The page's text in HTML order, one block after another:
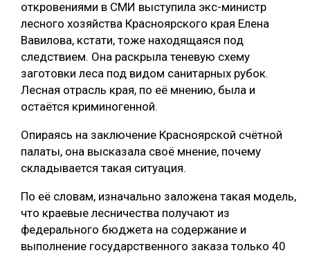
откровениями в СМИ выступила экс-министр
лесного хозяйства Красноярского края Елена
Вавилова, кстати, тоже находящаяся под
следствием. Она раскрыла теневую схему
заготовки леса под видом санитарных рубок.
Лесная отрасль края, по её мнению, была и
остаётся криминогенной.
Опираясь на заключение Красноярской счётной
палаты, она высказала своё мнение, почему
складывается такая ситуация.
По её словам, изначально заложена такая модель,
что краевые лесничества получают из
федерального бюджета на содержание и
выполнение государственного заказа только 40